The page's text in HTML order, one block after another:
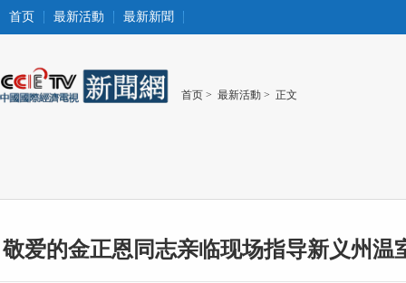
首页 最新活動 最新新聞
首页 > 最新活動 > 正文
敬爱的金正恩同志亲临现场指导新义州温